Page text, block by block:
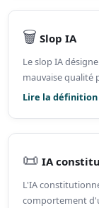
🗑️ Slop IA
Le slop IA
mauvaise qualité
Lire la
📜 IA
L'IA
comportement